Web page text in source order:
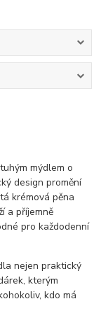
mýdlem o
design promění
krémová pěna
a příjemně
pro každodenní
nejen praktický
kterým
kdo má